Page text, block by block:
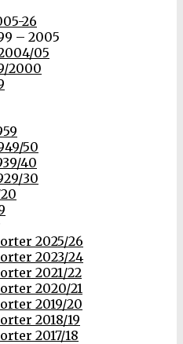
26
– 2005
05
2000
50
40
30
2025/26
2023/24
2021/22
2020/21
2019/20
2018/19
2017/18